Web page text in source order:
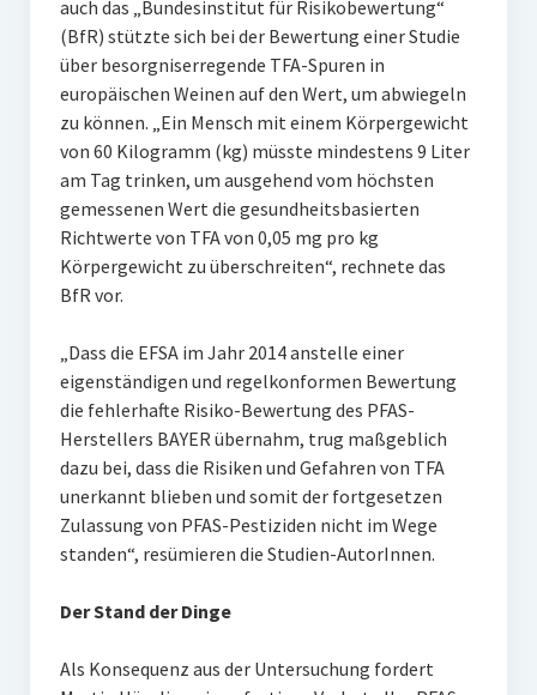
auch das „Bundesinstitut für Risikobewertung“
(BfR) stützte sich bei der Bewertung einer Studie
über besorgniserregende TFA-Spuren in
europäischen Weinen auf den Wert, um abwiegeln
zu können. „Ein Mensch mit einem Körpergewicht
von 60 Kilogramm (kg) müsste mindestens 9 Liter
am Tag trinken, um ausgehend vom höchsten
gemessenen Wert die gesundheitsbasierten
Richtwerte von TFA von 0,05 mg pro kg
Körpergewicht zu überschreiten“, rechnete das
BfR vor.
„Dass die EFSA im Jahr 2014 anstelle einer
eigenständigen und regelkonformen Bewertung
die fehlerhafte Risiko-Bewertung des PFAS-
Herstellers BAYER übernahm, trug maßgeblich
dazu bei, dass die Risiken und Gefahren von TFA
unerkannt blieben und somit der fortgesetzen
Zulassung von PFAS-Pestiziden nicht im Wege
standen“, resümieren die Studien-AutorInnen.
Der Stand der Dinge
Als Konsequenz aus der Untersuchung fordert